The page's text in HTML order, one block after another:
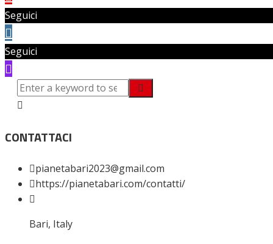
Seguici
Seguici
CONTATTACI
pianetabari2023@gmail.com
https://pianetabari.com/contatti/
Bari, Italy